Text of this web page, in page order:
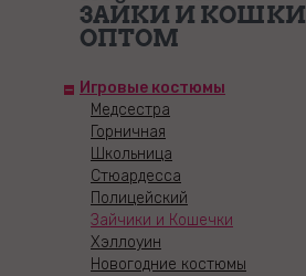
ЗАЙКИ И КОШКИ
ОПТОМ
Игровые костюмы
Медсестра
Горничная
Школьница
Стюардесса
Полицейский
Зайчики и Кошечки
Хэллоуин
Новогодние костюмы